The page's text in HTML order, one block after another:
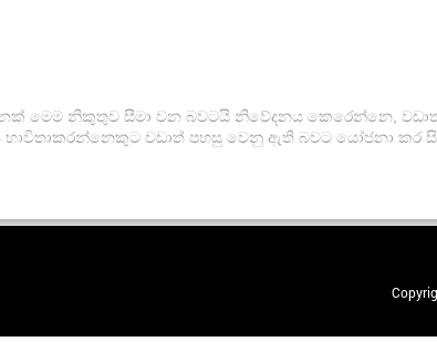
මෙම නිකුතුව සීමා වන බවටයි නිවේදනය කෙරෙන්නෙ,
භාවිතාකරන්නෙකුට වඩාත් පහසු වෙනු ඇති බවට යෝජනා කර